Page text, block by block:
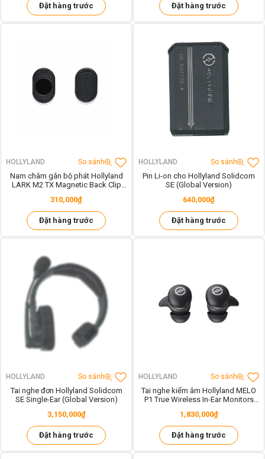
Đặt hàng trước Đặt hàng trước
HOLLYLAND So sánh
Nam châm gắn bộ phát Hollyland
LARK M2 TX Magnetic Back Clip
310,000₫
Đặt hàng trước
HOLLYLAND So sánh
Pin Li-on cho Hollyland Solidcom
SE (Global Version)
640,000₫
Đặt hàng trước
HOLLYLAND So sánh
Tai nghe đơn Hollyland Solidcom
SE Single-Ear (Global Version)
3,150,000₫
Đặt hàng trước
HOLLYLAND So sánh
Tai nghe kiểm âm Hollyland MELO
P1 True Wireless In-Ear Monitors
1,830,000₫
Đặt hàng trước